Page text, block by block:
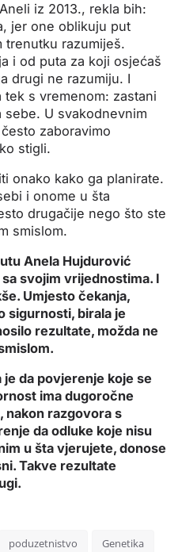
iz 2013., rekla bih:
jer one oblikuju put
trenutku razumiješ.
i od puta za koji osjećaš
drugi ne razumiju. I
s vremenom: zastani
U svakodnevnim
zaboravimo
stigli.
onako kako ga planirate.
i onome u šta
drugačije nego što ste
smislom.
Anela Hujdurović
svojim vrijednostima. I
Umjesto čekanja,
sigurnosti, birala je
rezultate, možda ne
da povjerenje koje se
ima dugoročne
nakon razgovora s
da odluke koje nisu
u šta vjerujete, donose
Takve rezultate
poduzetnistvo Genetika